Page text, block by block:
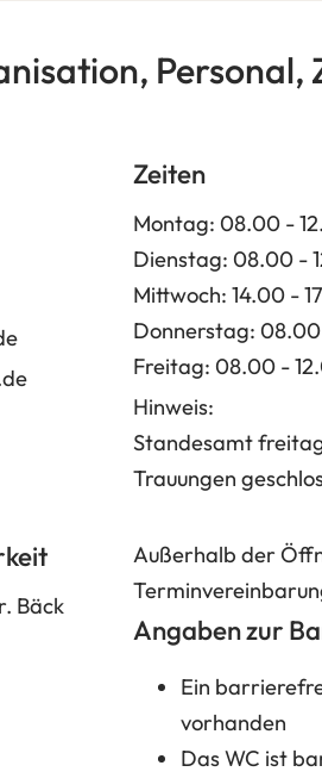
Personal,
Bäck
Zeiten
Montag: 08.00 -
Dienstag: 08.00 -
Mittwoch: 14.00 -
Donnerstag:
Freitag: 08.00 -
Hinweis:
Standesamt
Trauungen
Außerhalb der
Angaben zur
Ein
vorhanden
Das WC ist